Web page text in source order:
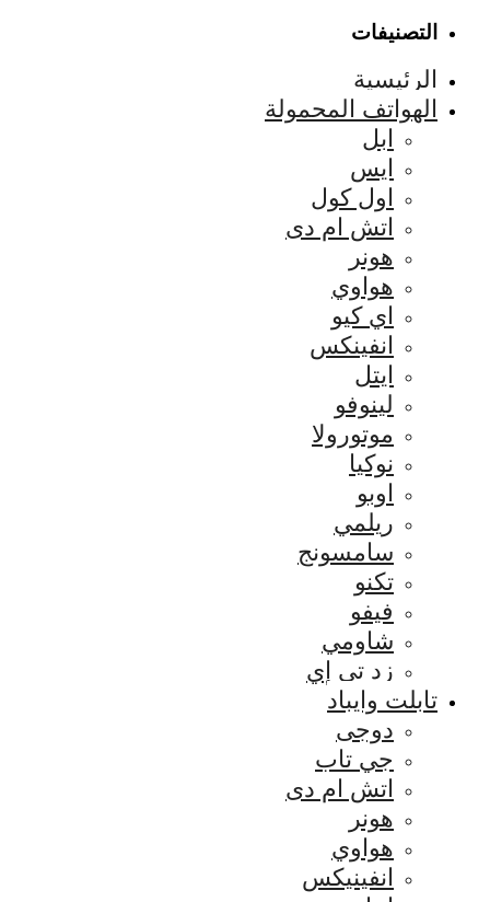
التصنيفات
الرئيسية
الهواتف المحمولة
ابل
ايس
اول كول
اتش ام دى
هونر
هواوي
اي كيو
انفينكس
ايتل
لينوفو
موتورولا
نوكيا
اوبو
ريلمي
سامسونج
تكنو
فيفو
شاومي
زد تي إي
تابلت وايباد
دوجى
جي تاب
اتش ام دى
هونر
هواوي
انفينيكس